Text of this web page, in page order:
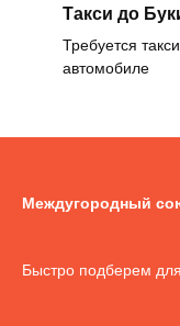
Такси до
Требуется
автомобиле
Междугородный
Быстро подберем